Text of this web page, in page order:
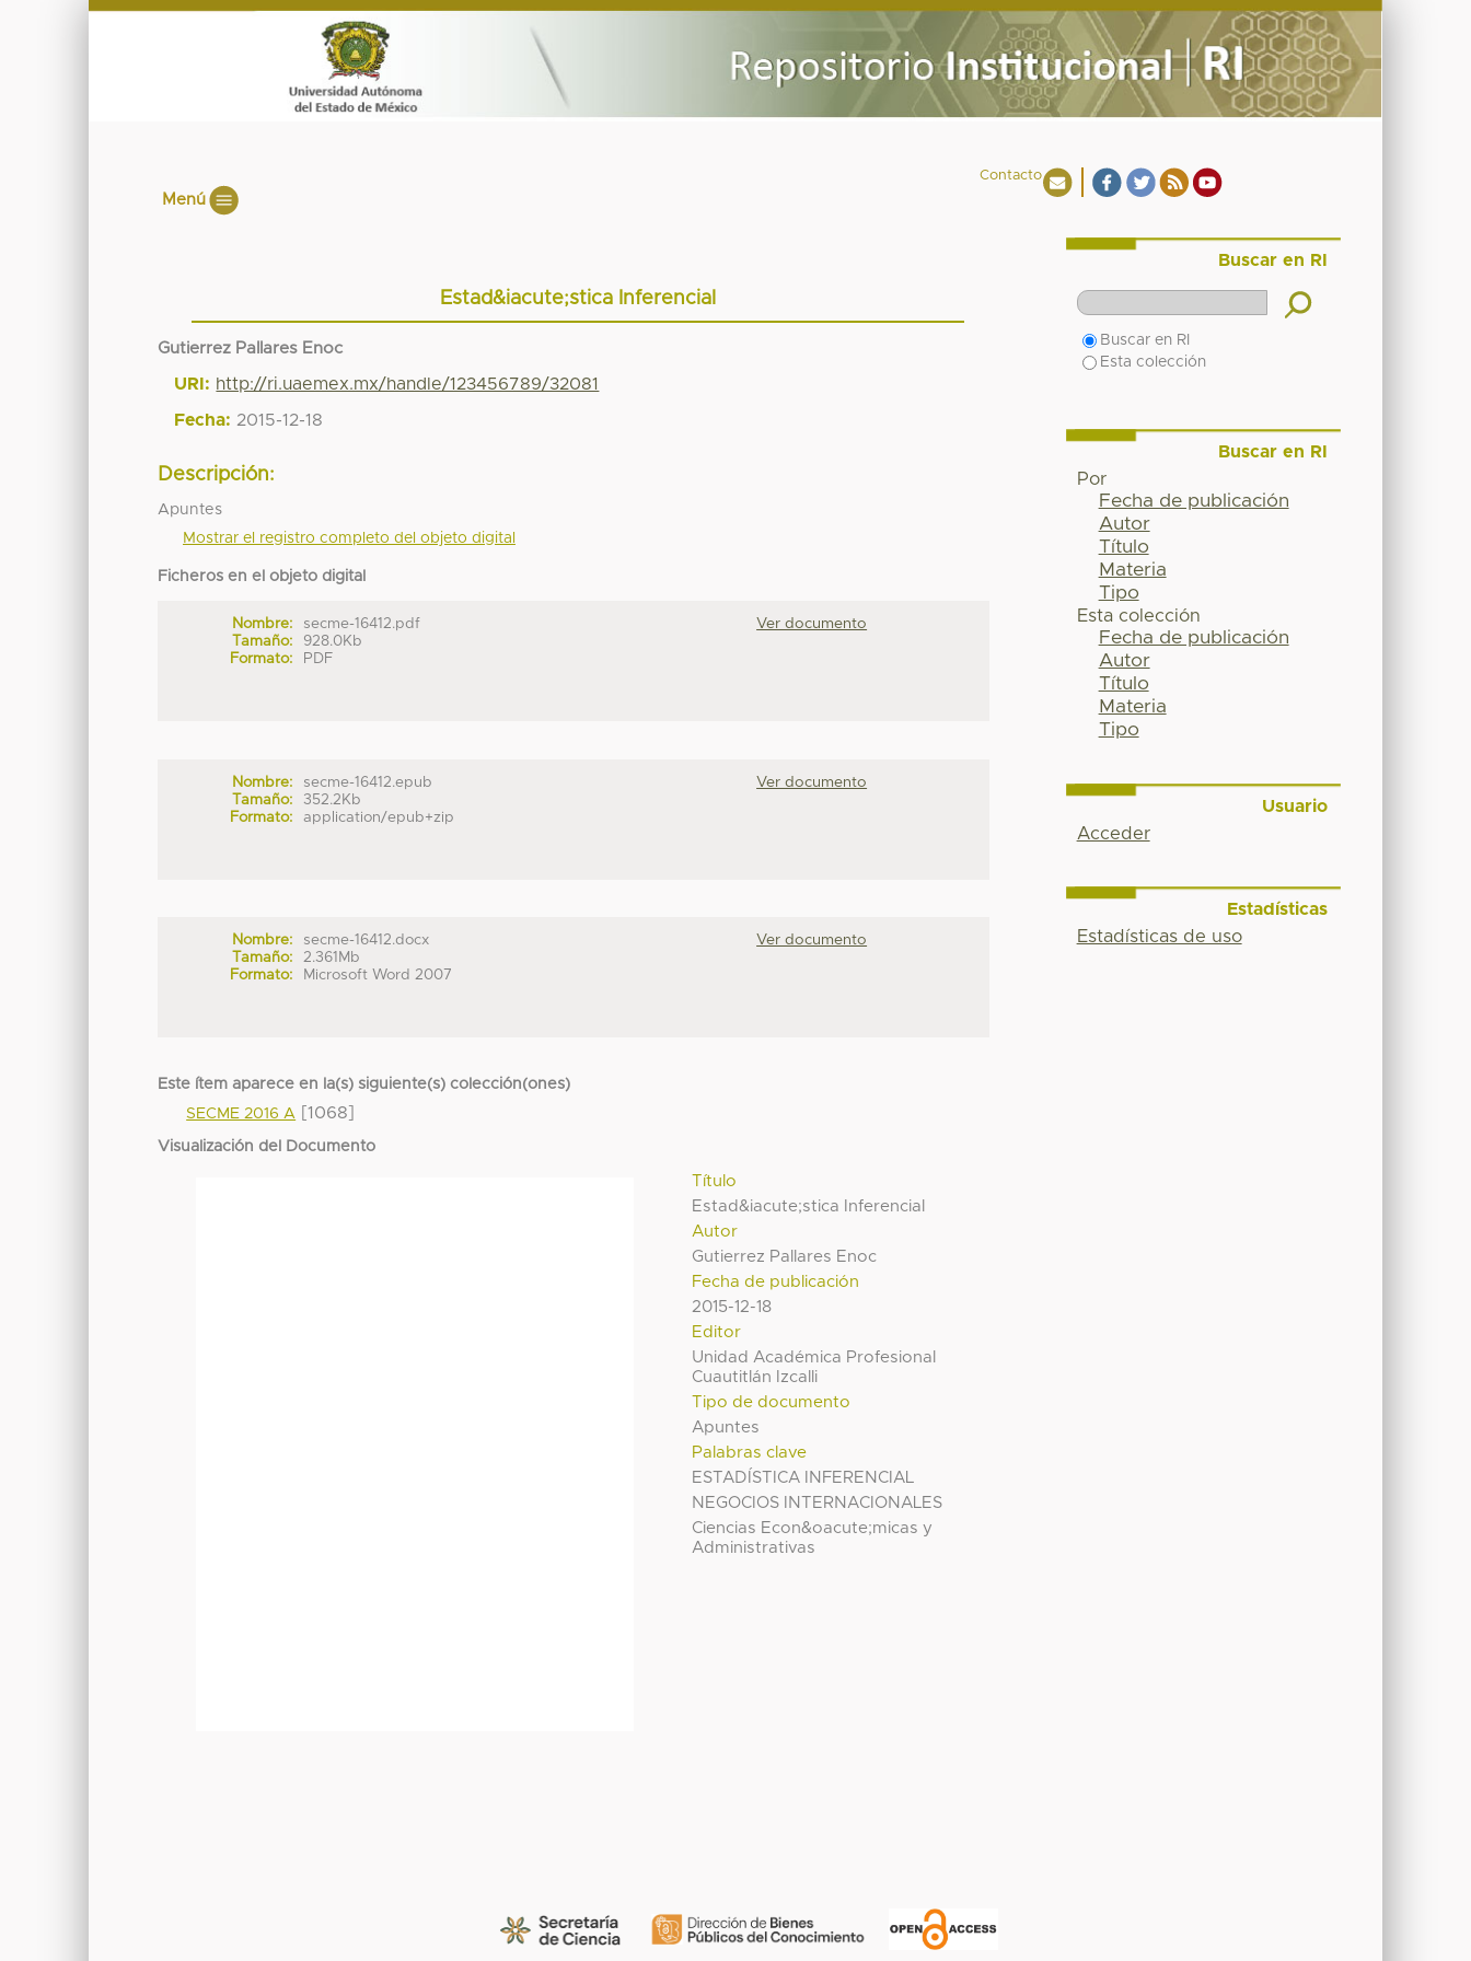
Contacto
Menú
Estad&iacute;stica Inferencial
Gutierrez Pallares Enoc
URI: http://ri.uaemex.mx/handle/123456789/32081
Fecha: 2015-12-18
Descripción:
Apuntes
Mostrar el registro completo del objeto digital
Ficheros en el objeto digital
Nombre:
secme-16412.pdf
Tamaño:
928.0Kb
Formato:
PDF
Ver documento
Nombre:
secme-16412.epub
Tamaño:
352.2Kb
Formato:
application/epub+zip
Ver documento
Nombre:
secme-16412.docx
Tamaño:
2.361Mb
Formato:
Microsoft Word 2007
Ver documento
Este ítem aparece en la(s) siguiente(s) colección(ones)
SECME 2016 A [1068]
Visualización del Documento
Título
Estad&iacute;stica Inferencial
Autor
Gutierrez Pallares Enoc
Fecha de publicación
2015-12-18
Editor
Unidad Académica Profesional
Cuautitlán Izcalli
Tipo de documento
Apuntes
Palabras clave
ESTADÍSTICA INFERENCIAL
NEGOCIOS INTERNACIONALES
Ciencias Econ&oacute;micas y
Administrativas
Buscar en RI
Buscar en RI
Esta colección
Buscar en RI
Por
Fecha de publicación
Autor
Título
Materia
Tipo
Esta colección
Fecha de publicación
Autor
Título
Materia
Tipo
Usuario
Acceder
Estadísticas
Estadísticas de uso